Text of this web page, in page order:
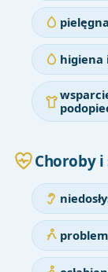
higiena
Choroby